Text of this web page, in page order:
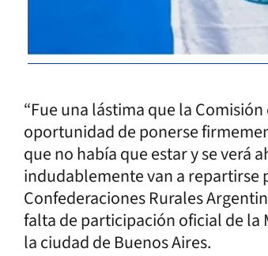
“Fue una lástima que la
oportunidad de ponerse
que no había que estar y se verá
indudablemente van a repartirse
Confederaciones Rurales
falta de participación oficial de la
la ciudad de Buenos Aires.